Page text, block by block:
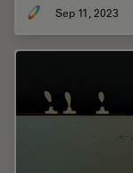
Sep 11, 2023